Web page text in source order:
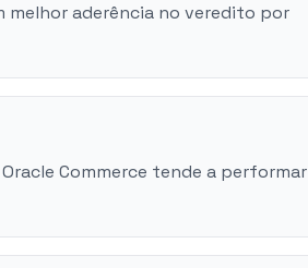
melhor aderência no veredito por
Commerce tende a performar